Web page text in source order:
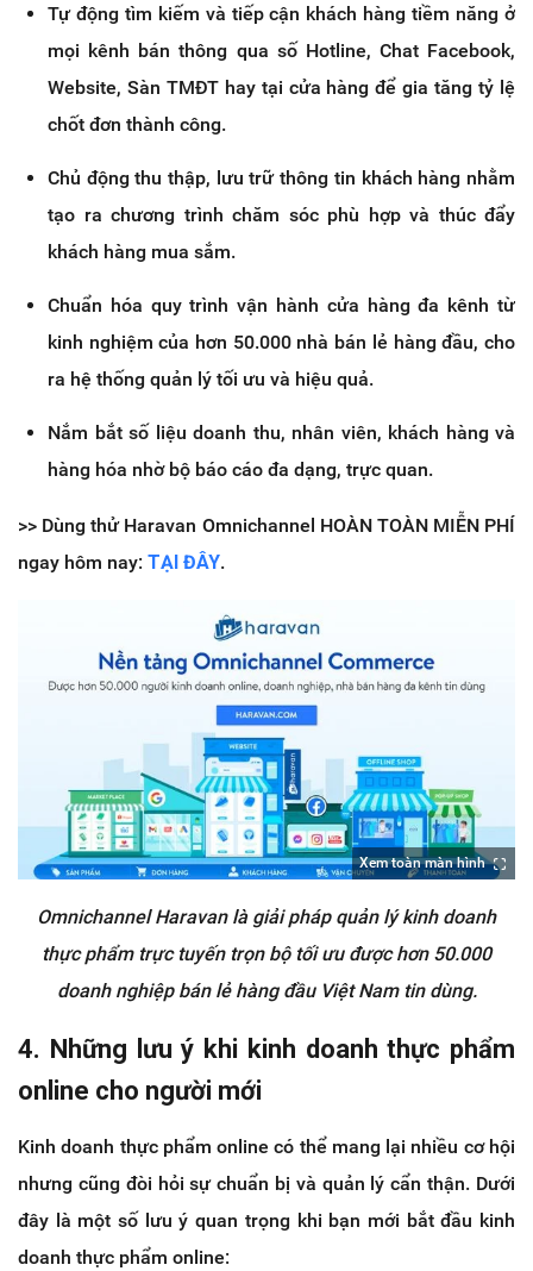
Tự động tìm kiếm và tiếp cận khách hàng tiềm năng ở
mọi kênh bán thông qua số Hotline, Chat Facebook,
Website, Sàn TMĐT hay tại cửa hàng để gia tăng tỷ lệ
chốt đơn thành công.
Chủ động thu thập, lưu trữ thông tin khách hàng nhằm
tạo ra chương trình chăm sóc phù hợp và thúc đẩy
khách hàng mua sắm.
Chuẩn hóa quy trình vận hành cửa hàng đa kênh từ
kinh nghiệm của hơn 50.000 nhà bán lẻ hàng đầu, cho
ra hệ thống quản lý tối ưu và hiệu quả.
Nắm bắt số liệu doanh thu, nhân viên, khách hàng và
hàng hóa nhờ bộ báo cáo đa dạng, trực quan.
>> Dùng thử Haravan Omnichannel HOÀN TOÀN MIỄN PHÍ
ngay hôm nay: TẠI ĐÂY.
Xem toàn màn hình
Omnichannel Haravan là giải pháp quản lý kinh doanh
thực phẩm trực tuyến trọn bộ tối ưu được hơn 50.000
doanh nghiệp bán lẻ hàng đầu Việt Nam tin dùng.
4. Những lưu ý khi kinh doanh thực phẩm
online cho người mới
Kinh doanh thực phẩm online có thể mang lại nhiều cơ hội
nhưng cũng đòi hỏi sự chuẩn bị và quản lý cẩn thận. Dưới
đây là một số lưu ý quan trọng khi bạn mới bắt đầu kinh
doanh thực phẩm online: